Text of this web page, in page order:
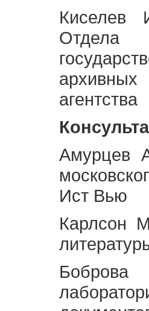
Киселев
архивных
агентства
Амурцев
Ист Вью
Карлсон